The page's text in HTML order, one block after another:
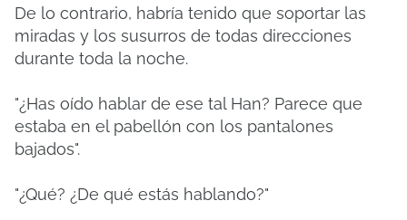
De lo contrario, habría tenido que soportar las
miradas y los susurros de todas direcciones
durante toda la noche.
"¿Has oído hablar de ese tal Han? Parece que
estaba en el pabellón con los pantalones
bajados".
"¿Qué? ¿De qué estás hablando?"